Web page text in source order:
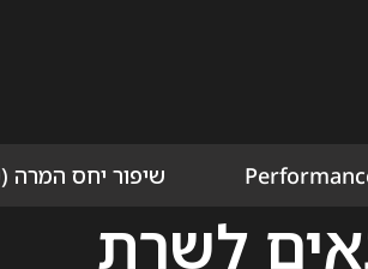
שיפור יחס המרה (CRO)
לשרת